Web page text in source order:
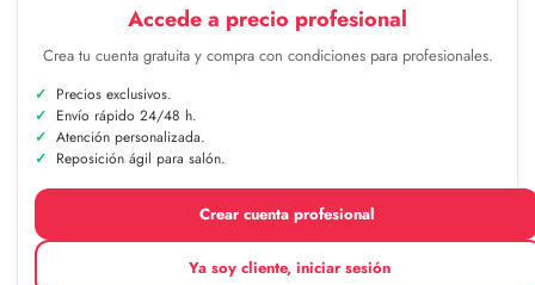
Accede a precio profesional
Crea tu cuenta gratuita y compra con condiciones para profesionales.
Precios exclusivos.
Envío rápido 24/48 h.
Atención personalizada.
Reposición ágil para salón.
Crear cuenta profesional
Ya soy cliente, iniciar sesión